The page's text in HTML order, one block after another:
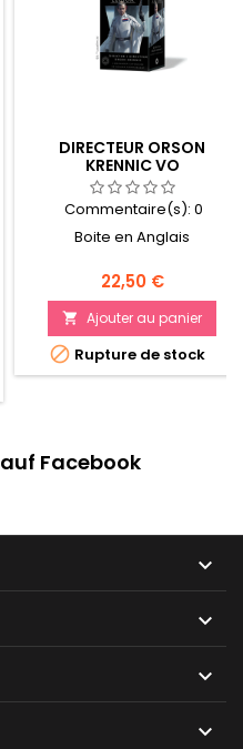
DIRECTEUR ORSON
KRENNIC VO
Commentaire(s): 0
Boite en Anglais
Prix
22,50 €
 Ajouter au panier
 Rupture de stock
Facebook



